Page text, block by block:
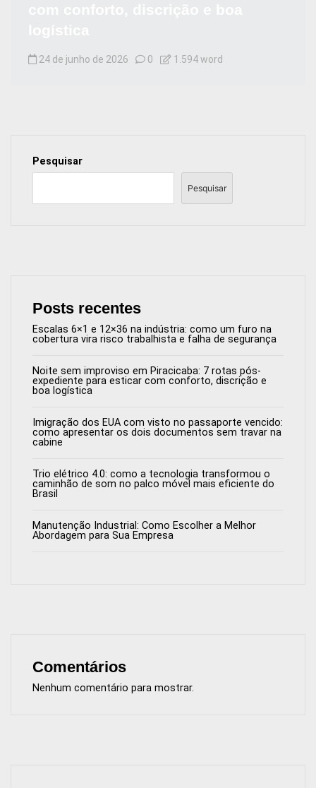
24 de junho de 2026 0 1.594 word
Pesquisar
Pesquisar
Posts recentes
Escalas 6×1 e 12×36 na indústria: como um furo na
cobertura vira risco trabalhista e falha de segurança
Noite sem improviso em Piracicaba: 7 rotas pós-
expediente para esticar com conforto, discrição e
boa logística
Imigração dos EUA com visto no passaporte vencido:
como apresentar os dois documentos sem travar na
cabine
Trio elétrico 4.0: como a tecnologia transformou o
caminhão de som no palco móvel mais eficiente do
Brasil
Manutenção Industrial: Como Escolher a Melhor
Abordagem para Sua Empresa
Comentários
Nenhum comentário para mostrar.